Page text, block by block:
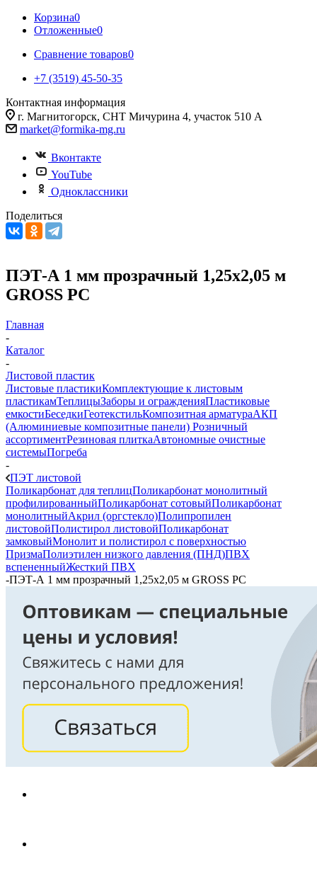
Корзина0
Отложенные0
Сравнение товаров0
+7 (3519) 45-50-35
Контактная информация
г. Магнитогорск, СНТ Мичурина 4, участок 510 А
market@formika-mg.ru
Вконтакте
YouTube
Одноклассники
Поделиться
ПЭТ-А 1 мм прозрачный 1,25х2,05 м
GROSS PC
Главная
-
Каталог
-
Листовой пластик
Листовые пластикиКомплектующие к листовым
пластикамТеплицыЗаборы и огражденияПластиковые
емкостиБеседкиГеотекстильКомпозитная арматураАКП
(Алюминиевые композитные панели) Розничный
ассортиментРезиновая плиткаАвтономные очистные
системыПогреба
-
ПЭТ листовой
Поликарбонат для теплицПоликарбонат монолитный
профилированныйПоликарбонат сотовыйПоликарбонат
монолитныйАкрил (оргстекло)Полипропилен
листовойПолистирол листовойПоликарбонат
замковыйМонолит и полистирол с поверхностью
ПризмаПолиэтилен низкого давления (ПНД)ПВХ
вспененныйЖесткий ПВХ
-ПЭТ-А 1 мм прозрачный 1,25х2,05 м GROSS PC